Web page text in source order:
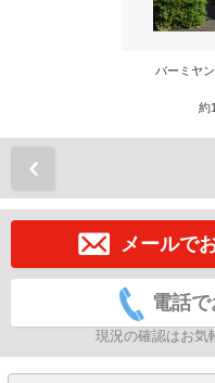
バーミヤ
約
メールで
電話
現況の確認はお気